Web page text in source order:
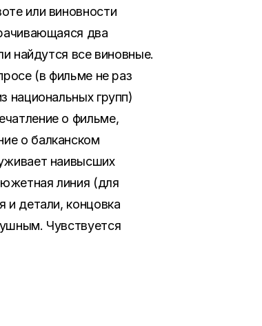
или виновности
два
найдутся все виновные.
(в фильме не раз
национальных групп)
о фильме,
о балканском
наивысших
линия (для
и детали, концовка
Чувствуется